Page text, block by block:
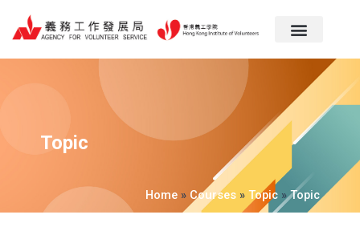
Topic
Home » Courses » Topic »Topic